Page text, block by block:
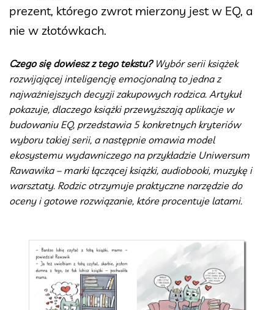
prezent, którego zwrot mierzony jest w EQ, a
nie w złotówkach.
Czego się dowiesz z tego tekstu?Wybór serii książek
rozwijającej inteligencję emocjonalną to jedna z
najważniejszych decyzji zakupowych rodzica. Artykuł
pokazuje, dlaczego książki przewyższają aplikacje w
budowaniu EQ, przedstawia 5 konkretnych kryteriów
wyboru takiej serii, a następnie omawia model
ekosystemu wydawniczego na przykładzie Uniwersum
Rawawika – marki łączącej książki, audiobooki, muzykę i
warsztaty. Rodzic otrzymuje praktyczne narzędzie do
oceny i gotowe rozwiązanie, które procentuje latami.